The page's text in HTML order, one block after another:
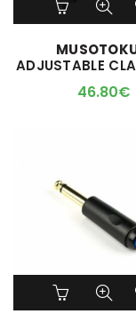
ADJUSTABLE
46.80€